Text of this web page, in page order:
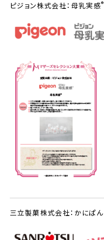
ピジョン株式会社：母乳実感®
三立製菓株式会社：かにぱん